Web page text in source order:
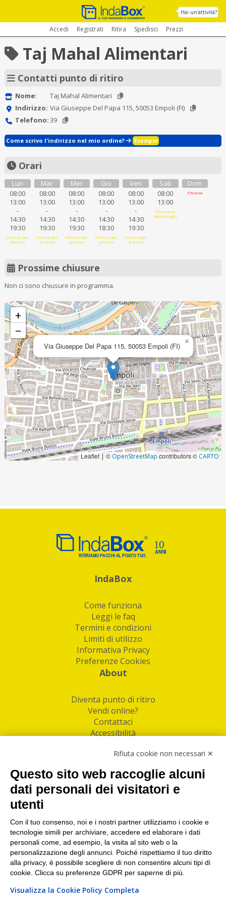
Hai un'attività?
Accedi Registrati Ritira Spedisci Prezzi
Taj Mahal Alimentari
Contatti punto di ritiro
Nome:
Taj Mahal Alimentari
Indirizzo: Via Giuseppe Del Papa 115, 50053 Empoli (FI)
Telefono:39
Come scrivo l'indirizzo nel mio ordine? Esempio
Orari
Lun
08:00
13:00
-
14:30
19:30
Chiuso per
pranzo
Mar
08:00
13:00
-
14:30
19:30
Chiuso per
pranzo
Mer
08:00
13:00
-
14:30
19:30
Chiuso per
pranzo
Gio
08:00
13:00
-
14:30
18:30
Chiuso per
pranzo
Ven
08:00
13:00
-
14:30
19:30
Chiuso per
pranzo
Sab
08:00
13:00
Chiuso al
pomeriggio
Dom
Chiuso
Prossime chiusure
Non ci sono chiusure in programma.
Via Giuseppe Del Papa 115, 50053 Empoli (FI) ×
+
−
Leaflet | © OpenStreetMap contributors © CARTO
IndaBox
Come funziona
Leggi le faq
Termini e condizioni
Limiti di utilizzo
Informativa Privacy
Preferenze Cookies
About
Diventa punto di ritiro
Vendi online?
Contattaci
Accessibilità
Facebook
Linkedin
I nostri punti di ritiro e spedizione pacchi nelle
maggiori città italiane
Torino|Milano|Roma|Bologna|Firenze| Genova
Napoli|Varese
Rifiuta cookie non necessari ✕
Questo sito web raccoglie alcuni
dati personali dei visitatori e
utenti
Con il tuo consenso, noi e i nostri partner utilizziamo i cookie e
tecnologie simili per archiviare, accedere ed elaborare i dati
personali come, ad esempio, la visita al sito web o la
personalizzazione degli annunci. Poiché rispettiamo il tuo diritto
alla privacy, è possibile scegliere di non consentire alcuni tipi di
cookie. Clicca su preferenze GDPR per saperne di più.
Visualizza la Cookie Policy Completa